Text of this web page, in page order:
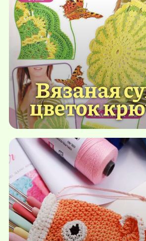
Вязаная
цветок